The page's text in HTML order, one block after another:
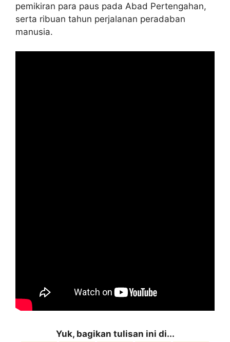
pemikiran para paus pada Abad Pertengahan,
serta ribuan tahun perjalanan peradaban
manusia.
Yuk, bagikan tulisan ini di...